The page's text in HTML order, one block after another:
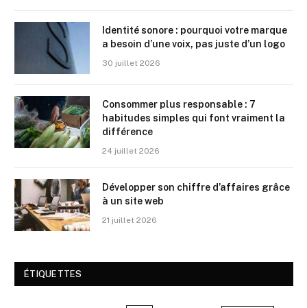
Identité sonore : pourquoi votre marque
a besoin d’une voix, pas juste d’un logo
30 juillet 2026
Consommer plus responsable : 7
habitudes simples qui font vraiment la
différence
24 juillet 2026
Développer son chiffre d’affaires grâce
à un site web
21 juillet 2026
ÉTIQUETTES